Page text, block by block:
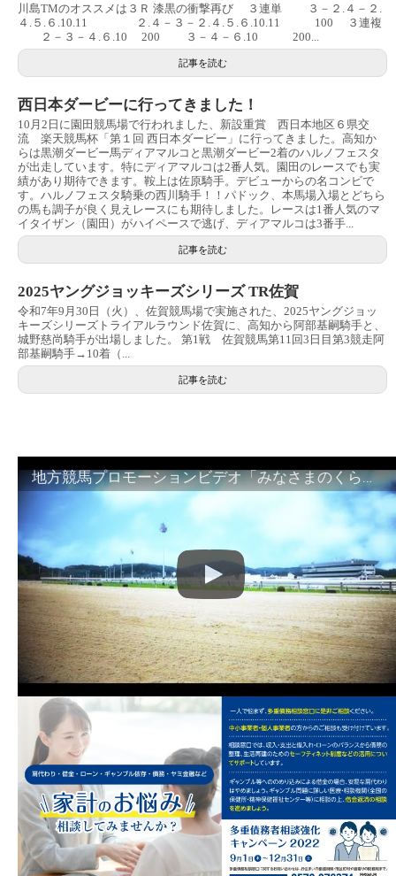
川島TMのオススメは３Ｒ 漆黒の衝撃再び ３連単 ３－２.４－２.
４.５.６.10.11 ２.４－３－２.４.５.６.10.11 100 ３連複
２－３－４.６.10 200 ３－４－６.10 200...
記事を読む
西日本ダービーに行ってきました！
10月2日に園田競馬場で行われました、新設重賞 西日本地区６県交
流 楽天競馬杯「第１回 西日本ダービー」に行ってきました。高知か
らは黒潮ダービー馬ディアマルコと黒潮ダービー2着のハルノフェスタ
が出走しています。特にディアマルコは2番人気。園田のレースでも実
績があり期待できます。鞍上は佐原騎手。デビューからの名コンビで
す。ハルノフェスタ騎乗の西川騎手！！パドック、本馬場入場とどちら
の馬も調子が良く見えレースにも期待しました。レースは1番人気のマ
イタイザン（園田）がハイペースで逃げ、ディアマルコは3番手...
記事を読む
2025ヤングジョッキーズシリーズ TR佐賀
令和7年9月30日（火）、佐賀競馬場で実施された、2025ヤングジョッ
キーズシリーズトライアルラウンド佐賀に、高知から阿部基嗣騎手と、
城野慈尚騎手が出場しました。 第1戦 佐賀競馬第11回3日目第3競走阿
部基嗣騎手→10着（...
記事を読む
地方競馬プロモーションビデオ「みなさまのくらしのために」30秒篇｜NAR公式